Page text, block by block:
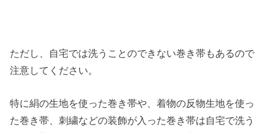
ただし、自宅では洗うことのできない巻き帯もあるので
注意してください。
特に絹の生地を使った巻き帯や、着物の反物生地を使っ
た巻き帯、刺繍などの装飾が入った巻き帯は自宅で洗う